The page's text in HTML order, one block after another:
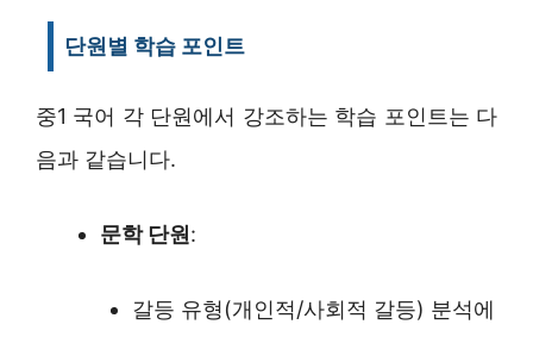
단원별 학습 포인트
중1 국어 각 단원에서 강조하는 학습 포인트는 다
음과 같습니다.
문학 단원:
갈등 유형(개인적/사회적 갈등) 분석에